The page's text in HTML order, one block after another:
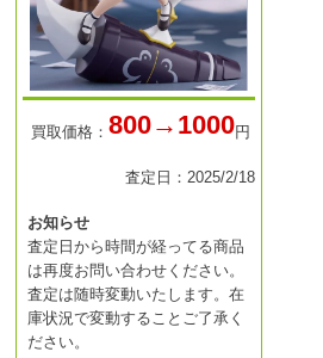
買取価格： 800→1000円
査定日：2025/2/18
お知らせ
査定日から時間が経ってる商品
は再度お問い合わせください。
査定は随時変動いたします。在
庫状況で変動することご了承く
ださい。